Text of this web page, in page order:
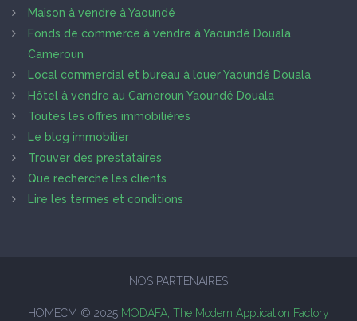
Maison à vendre à Yaoundé
Fonds de commerce à vendre à Yaoundé Douala
Cameroun
Local commercial et bureau à louer Yaoundé Douala
Hôtel à vendre au Cameroun Yaoundé Douala
Toutes les offres immobilières
Le blog immobilier
Trouver des prestataires
Que recherche les clients
Lire les termes et conditions
NOS PARTENAIRES
HOMECM © 2025 MODAFA, The Modern Application Factory